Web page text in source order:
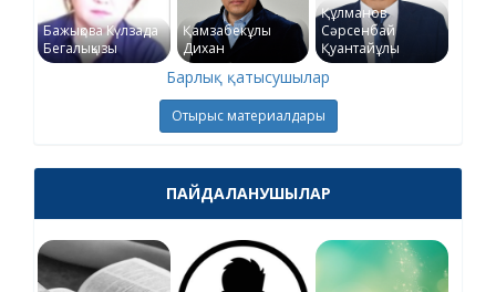
Бажықова Күлзада
Бегалықызы
Қамзабекұлы
Дихан
Құлманов
Сәрсенбай
Қуантайұлы
Барлық қатысушылар
Отырыс материалдары
ПАЙДАЛАНУШЫЛАР